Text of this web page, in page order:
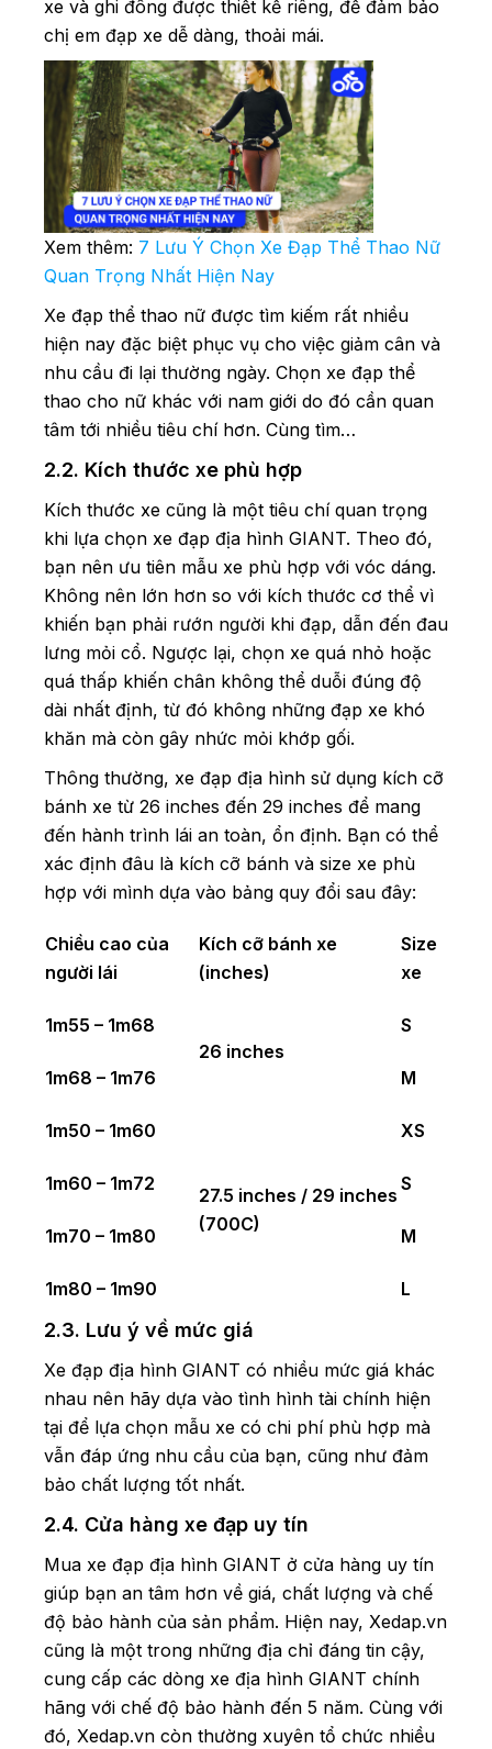
xe và ghi đông được thiết kế riêng, để đảm bảo
chị em đạp xe dễ dàng, thoải mái.
Xem thêm: 7 Lưu Ý Chọn Xe Đạp Thể Thao Nữ
Quan Trọng Nhất Hiện Nay
Xe đạp thể thao nữ được tìm kiếm rất nhiều
hiện nay đặc biệt phục vụ cho việc giảm cân và
nhu cầu đi lại thường ngày. Chọn xe đạp thể
thao cho nữ khác với nam giới do đó cần quan
tâm tới nhiều tiêu chí hơn. Cùng tìm…
2.2. Kích thước xe phù hợp
Kích thước xe cũng là một tiêu chí quan trọng
khi lựa chọn xe đạp địa hình GIANT. Theo đó,
bạn nên ưu tiên mẫu xe phù hợp với vóc dáng.
Không nên lớn hơn so với kích thước cơ thể vì
khiến bạn phải rướn người khi đạp, dẫn đến đau
lưng mỏi cổ. Ngược lại, chọn xe quá nhỏ hoặc
quá thấp khiến chân không thể duỗi đúng độ
dài nhất định, từ đó không những đạp xe khó
khăn mà còn gây nhức mỏi khớp gối.
Thông thường, xe đạp địa hình sử dụng kích cỡ
bánh xe từ 26 inches đến 29 inches để mang
đến hành trình lái an toàn, ổn định. Bạn có thể
xác định đâu là kích cỡ bánh và size xe phù
hợp với mình dựa vào bảng quy đổi sau đây:
Chiều cao của
người lái
Kích cỡ bánh xe
(inches)
Size
xe
1m55 – 1m68
26 inches
S
1m68 – 1m76 M
1m50 – 1m60
27.5 inches / 29 inches
(700C)
XS
1m60 – 1m72 S
1m70 – 1m80 M
1m80 – 1m90 L
2.3. Lưu ý về mức giá
Xe đạp địa hình GIANT có nhiều mức giá khác
nhau nên hãy dựa vào tình hình tài chính hiện
tại để lựa chọn mẫu xe có chi phí phù hợp mà
vẫn đáp ứng nhu cầu của bạn, cũng như đảm
bảo chất lượng tốt nhất.
2.4. Cửa hàng xe đạp uy tín
Mua xe đạp địa hình GIANT ở cửa hàng uy tín
giúp bạn an tâm hơn về giá, chất lượng và chế
độ bảo hành của sản phẩm. Hiện nay, Xedap.vn
cũng là một trong những địa chỉ đáng tin cậy,
cung cấp các dòng xe địa hình GIANT chính
hãng với chế độ bảo hành đến 5 năm. Cùng với
đó, Xedap.vn còn thường xuyên tổ chức nhiều